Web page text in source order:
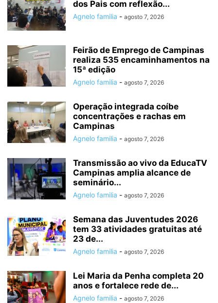
dos Pais com reflexão...
Agnelo familia - agosto 7, 2026
Feirão de Emprego de Campinas
realiza 535 encaminhamentos na
15ª edição
Agnelo familia - agosto 7, 2026
Operação integrada coíbe
concentrações e rachas em
Campinas
Agnelo familia - agosto 7, 2026
Transmissão ao vivo da EducaTV
Campinas amplia alcance de
seminário...
Agnelo familia - agosto 7, 2026
Semana das Juventudes 2026
tem 33 atividades gratuitas até
23 de...
Agnelo familia - agosto 7, 2026
Lei Maria da Penha completa 20
anos e fortalece rede de...
Agnelo familia - agosto 7, 2026